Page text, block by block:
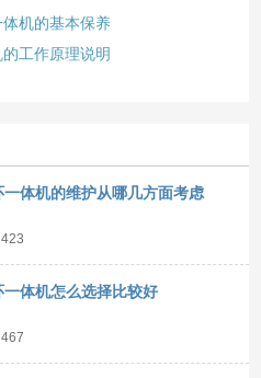
机的基本保养
工作原理说明
一体机的维护从哪几方面考虑
423
一体机怎么选择比较好
467